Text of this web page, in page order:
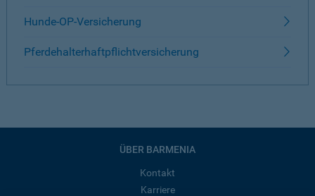
Hunde-OP-Versicherung
Pferdehalterhaftpflichtversicherung
ÜBER BARMENIA
Kontakt
Karriere